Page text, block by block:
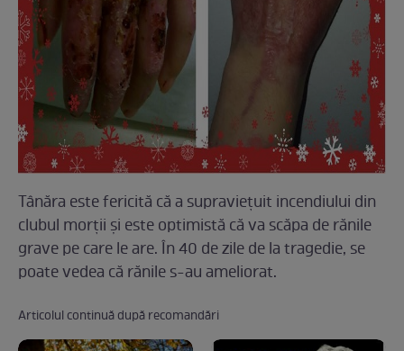
Tânăra este fericită că a supravieţuit incendiului din
clubul morţii şi este optimistă că va scăpa de rănile
grave pe care le are. În 40 de zile de la tragedie, se
poate vedea că rănile s-au ameliorat.
Articolul continuă după recomandări